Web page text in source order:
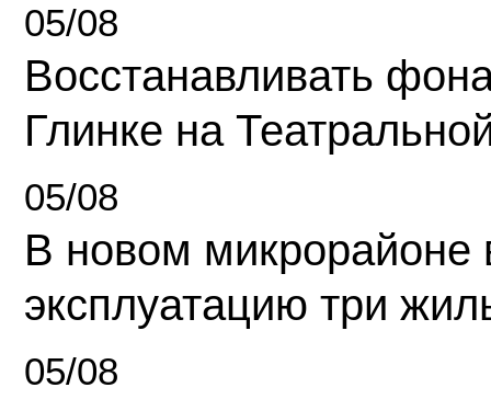
05/08
Восстанавливать
Глинке на
05/08
В новом микрорайоне
эксплуатацию три
05/08